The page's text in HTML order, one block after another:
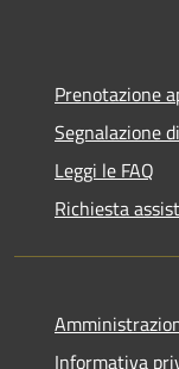
Prenotazione
Segnalazione
Leggi le FAQ
Richiesta
Informativa